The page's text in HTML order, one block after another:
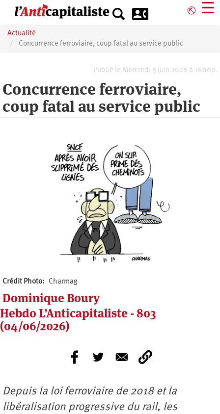
principal
⎋ ☰
Actualité
Concurrence ferroviaire, coup fatal au service public
Publié le Mercredi 3 juin 2026 à 16h00.
Concurrence ferroviaire,
coup fatal au service public
Crédit Photo Charmag
Dominique Boury
Hebdo L’Anticapitaliste - 803
(04/06/2026)
Depuis la loi ferroviaire de 2018 et la
libéralisation progressive du rail, les